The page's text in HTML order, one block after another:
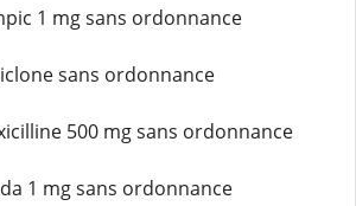
1 mg sans ordonnance
sans ordonnance
500 mg sans ordonnance
1 mg sans ordonnance